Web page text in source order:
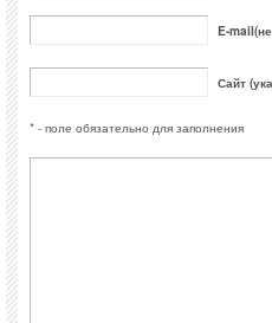
E-
Сайт
* - поле обязательно для заполнения